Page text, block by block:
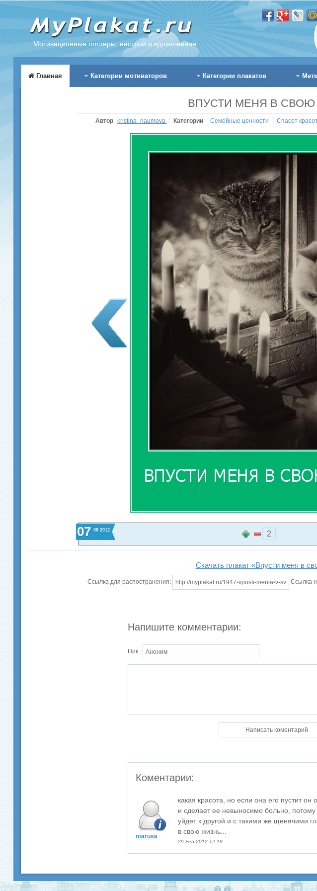
Мотивационные постеры, настрой и вдохновение
Главная Категории мотиваторов Категории плакатов
ВПУСТИ МЕНЯ В СВОЮ
Автор kristina_naumova Категории Семейные ценности Спасет
07 08 2012 2
Скачать плакат «Впусти меня в
Ссылка для распостранения: Ссылка
Напишите комментарии:
Ник :
Коментарии:
marusa
какая красота, но если она его пустит он
и сделает ее невыносимо больно, потому
уйдет к другой и с такими же щенячими
в свою жизнь...
29 Feb 2012 12:18